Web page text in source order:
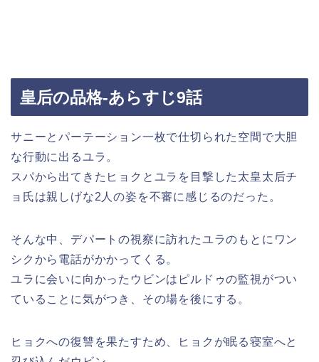
皇后の品格-あらすじ9話
サニーとパーテーション一枚で仕切られた空間で大胆
な行動に出るユラ。
スパから出てきたヒョクとユラを目撃した太皇太后チ
ョ氏は親しげな2人の姿を不審に感じるのだった。
そんな中、デパートの視察に訪れたユラのもとにワン
シクから電話がかかってくる。
ユラに会いに向かったウビンはピルドゥの監視がつい
ていることに気がつき、その場を後にする。
ヒョクへの復讐を果たすため、ヒョクが眠る寝室へと